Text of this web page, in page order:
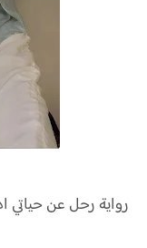
رواية رحل عن حياتي